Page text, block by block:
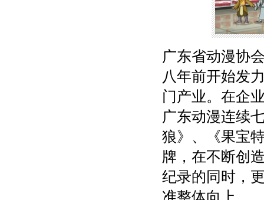
广东省动漫协
八年前开始发
门产业。在企
广东动漫连续
狼》、《果宝
牌，在不断创
纪录的同时，
准整体向上。